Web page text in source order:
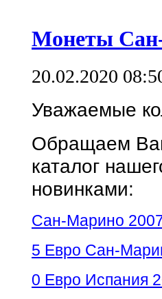
Монеты
20.02.2020
Уважаемые
Обращаем
каталог
новинками:
Сан-Марино
5 Евро Сан-
0 Евро Испания